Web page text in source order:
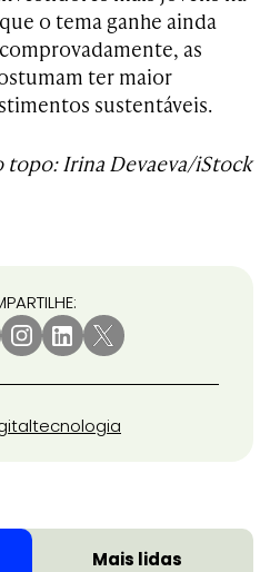
o tema ganhe ainda
as
ter maior
sustentáveis.
topo: Irina Devaeva/iStock
tecnologia
Mais lidas